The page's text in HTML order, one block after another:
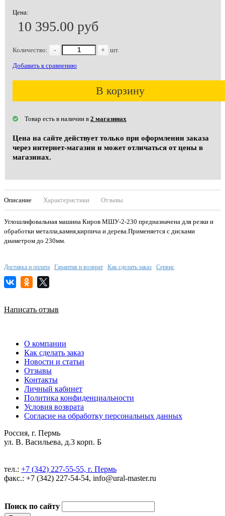
Цена:
10 395.00 руб
Количество: - + шт.
Добавить к сравнению
В корзину
Товар есть в наличии в 2 магазинах
Цена на сайте действует только при оформлении заказа
через интернет-магазин и может отличаться от цены в
магазинах.
Описание Характеристики Отзывы
Углошлифовальная машина Киров МШУ-2-230 предназначена для резки и
обработки металла,камня,кирпича и дерева.Применяется с дисками
диаметром до 230мм.
Доставка и оплата Гарантия и возврат Как сделать заказ Сервис
Написать отзыв
О компании
Как сделать заказ
Новости и статьи
Отзывы
Контакты
Личный кабинет
Политика конфиденциальности
Условия возврата
Согласие на обработку персональных данных
Россия, г. Пермь
ул. В. Васильева, д.3 корп. Б
тел.: +7 (342) 227-55-55, г. Пермь
факс.: +7 (342) 227-54-54, info@ural-master.ru
Поиск по сайту